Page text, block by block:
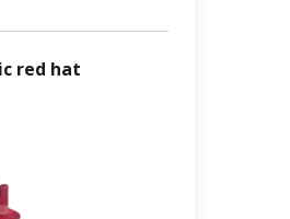
red hat